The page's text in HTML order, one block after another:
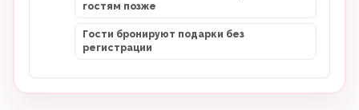
гостям позже
Гости бронируют подарки без
регистрации